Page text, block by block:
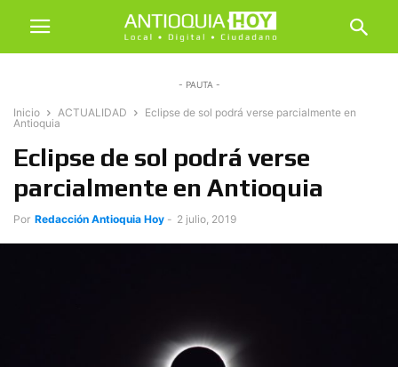
- PAUTA -
Inicio ACTUALIDAD
Eclipse de sol podrá verse parcialmente en
Antioquia
Eclipse de sol podrá verse
parcialmente en Antioquia
Por Redacción Antioquia Hoy - 2 julio, 2019